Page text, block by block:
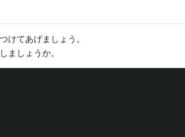
けてあげましょう。
しょうか。